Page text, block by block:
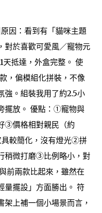
原因：看到有「貓咪主題
對於喜歡可愛風／寵物元
天抵達，外盒完整。 使
，偏模組化拼裝，不像
強。組裝我用了約2.5小
擺放。 優點：①寵物與
③價格相對親民（約
較簡化，沒有燈光②拼
稍微打磨③比例略小，對
前兩款比起來，雖然在
量擺設」方面勝出。 符
上補一個小場景而言，